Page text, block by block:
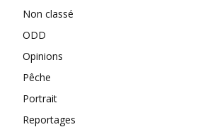
Non classé
ODD
Opinions
Pêche
Portrait
Reportages